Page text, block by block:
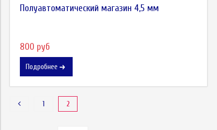
Полуавтоматический магазин 4,5 мм
800 руб
Подробнее
1 2